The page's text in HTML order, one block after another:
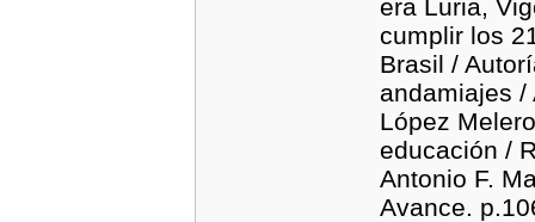
era Luria,
cumplir los
Brasil /
andamiajes /
López
educación /
Antonio F.
Avance.